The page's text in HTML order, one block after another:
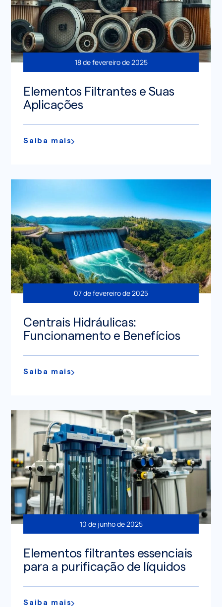
18 de fevereiro de 2025
Elementos Filtrantes e Suas
Aplicações
Saiba mais
07 de fevereiro de 2025
Centrais Hidráulicas:
Funcionamento e Benefícios
Saiba mais
10 de junho de 2025
Elementos filtrantes essenciais
para a purificação de líquidos
Saiba mais